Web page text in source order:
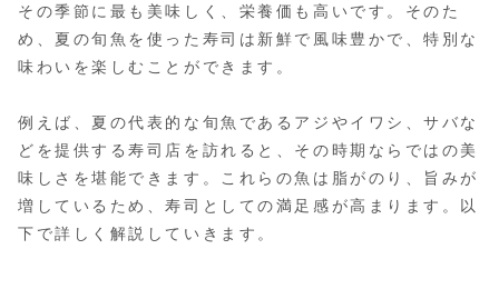
その季節に最も美味しく、栄養価も高いです。そのた
め、夏の旬魚を使った寿司は新鮮で風味豊かで、特別な
味わいを楽しむことができます。
例えば、夏の代表的な旬魚であるアジやイワシ、サバな
どを提供する寿司店を訪れると、その時期ならではの美
味しさを堪能できます。これらの魚は脂がのり、旨みが
増しているため、寿司としての満足感が高まります。以
下で詳しく解説していきます。